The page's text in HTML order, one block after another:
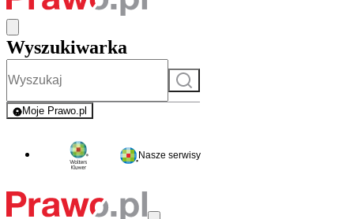
Wyszukiwarka
Szukaj
Moje Prawo.pl
- rejestracja i logowanie do serwisu
Nasze serwisy